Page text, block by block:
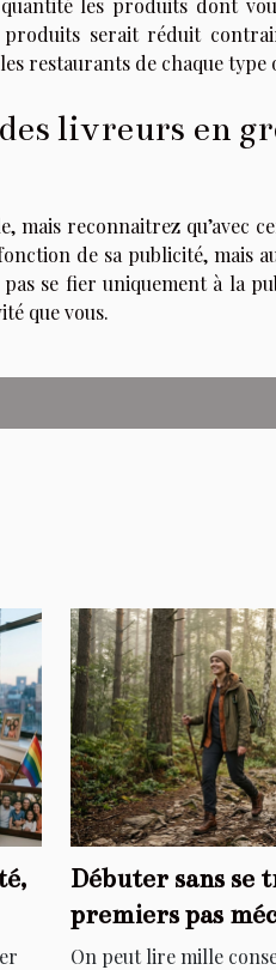
les produits dont
serait réduit
restaurants de chaque type
livreurs en
reconnaitrez qu’avec
de sa publicité, mais
se fier uniquement à la
que vous.
Débuter sans se
premiers pas
différence
On peut lire mille